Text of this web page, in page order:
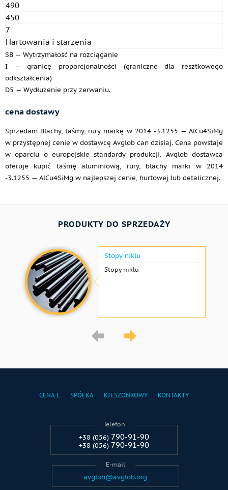
490
450
7
Hartowania i starzenia
SB — Wytrzymałość na rozciąganie
I — granicę proporcjonalności (graniczne dla resztkowego
odkształcenia)
D5 — Wydłużenie przy zerwaniu.
cena dostawy
Sprzedam Blachy, taśmy, rury markę w 2014 -3.1255 — AlCu4SiMg
w przystępnej cenie w dostawcę Avglob can dzisiaj. Cena powstaje
w oparciu o europejskie standardy produkcji. Avglob dostawca
oferuje kupić taśmę aluminiową, rury, blachy marki w 2014
-3.1255 — AlCu4SiMg w najlepszej cenie, hurtowej lub detalicznej.
PRODUKTY DO SPRZEDAŻY
Stopy niklu
Stopy niklu
CENA £ SPÓŁKA KIESZONKOWY KONTAKTY
Telefon
+38 (056) 790-91-90
+38 (056) 790-91-90
E-mail
avglob@avglob.org